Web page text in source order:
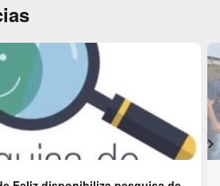
keyboard_arrow_right